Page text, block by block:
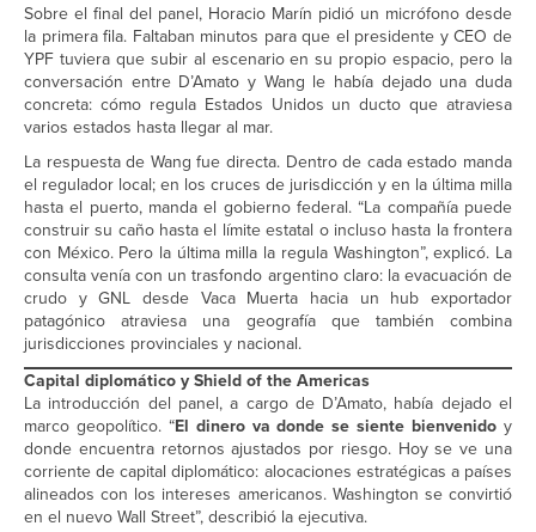
Sobre el final del panel, Horacio Marín pidió un micrófono desde
la primera fila. Faltaban minutos para que el presidente y CEO de
YPF tuviera que subir al escenario en su propio espacio, pero la
conversación entre D’Amato y Wang le había dejado una duda
concreta: cómo regula Estados Unidos un ducto que atraviesa
varios estados hasta llegar al mar.
La respuesta de Wang fue directa. Dentro de cada estado manda
el regulador local; en los cruces de jurisdicción y en la última milla
hasta el puerto, manda el gobierno federal. “La compañía puede
construir su caño hasta el límite estatal o incluso hasta la frontera
con México. Pero la última milla la regula Washington”, explicó. La
consulta venía con un trasfondo argentino claro: la evacuación de
crudo y GNL desde Vaca Muerta hacia un hub exportador
patagónico atraviesa una geografía que también combina
jurisdicciones provinciales y nacional.
Capital diplomático y Shield of the Americas
La introducción del panel, a cargo de D’Amato, había dejado el
marco geopolítico. “El dinero va donde se siente bienvenido y
donde encuentra retornos ajustados por riesgo. Hoy se ve una
corriente de capital diplomático: alocaciones estratégicas a países
alineados con los intereses americanos. Washington se convirtió
en el nuevo Wall Street”, describió la ejecutiva.